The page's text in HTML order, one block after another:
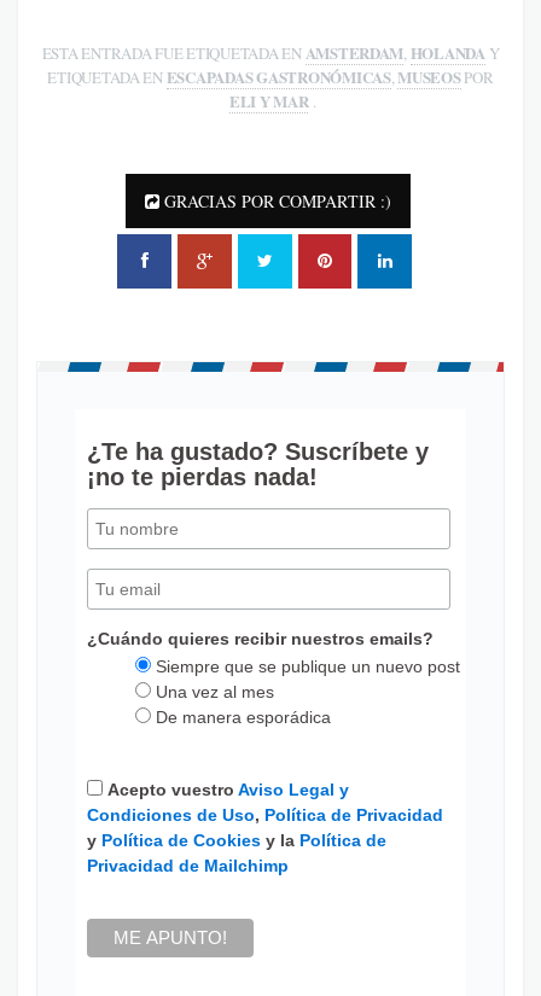
ESTA ENTRADA FUE ETIQUETADA EN AMSTERDAM HOLANDA Y
ETIQUETADA EN ESCAPADAS GASTRONÓMICAS, MUSEOSPOR
ELI Y MAR
GRACIAS POR COMPARTIR :)
¿Te ha gustado? Suscríbete y
¡no te pierdas nada!
¿Cuándo quieres recibir nuestros emails?
Siempre que se publique un nuevo post
Una vez al mes
De manera esporádica
Acepto vuestro Aviso Legal y
Condiciones de Uso, Política de Privacidad
y Política de Cookiesy la Política de
Privacidad de Mailchimp